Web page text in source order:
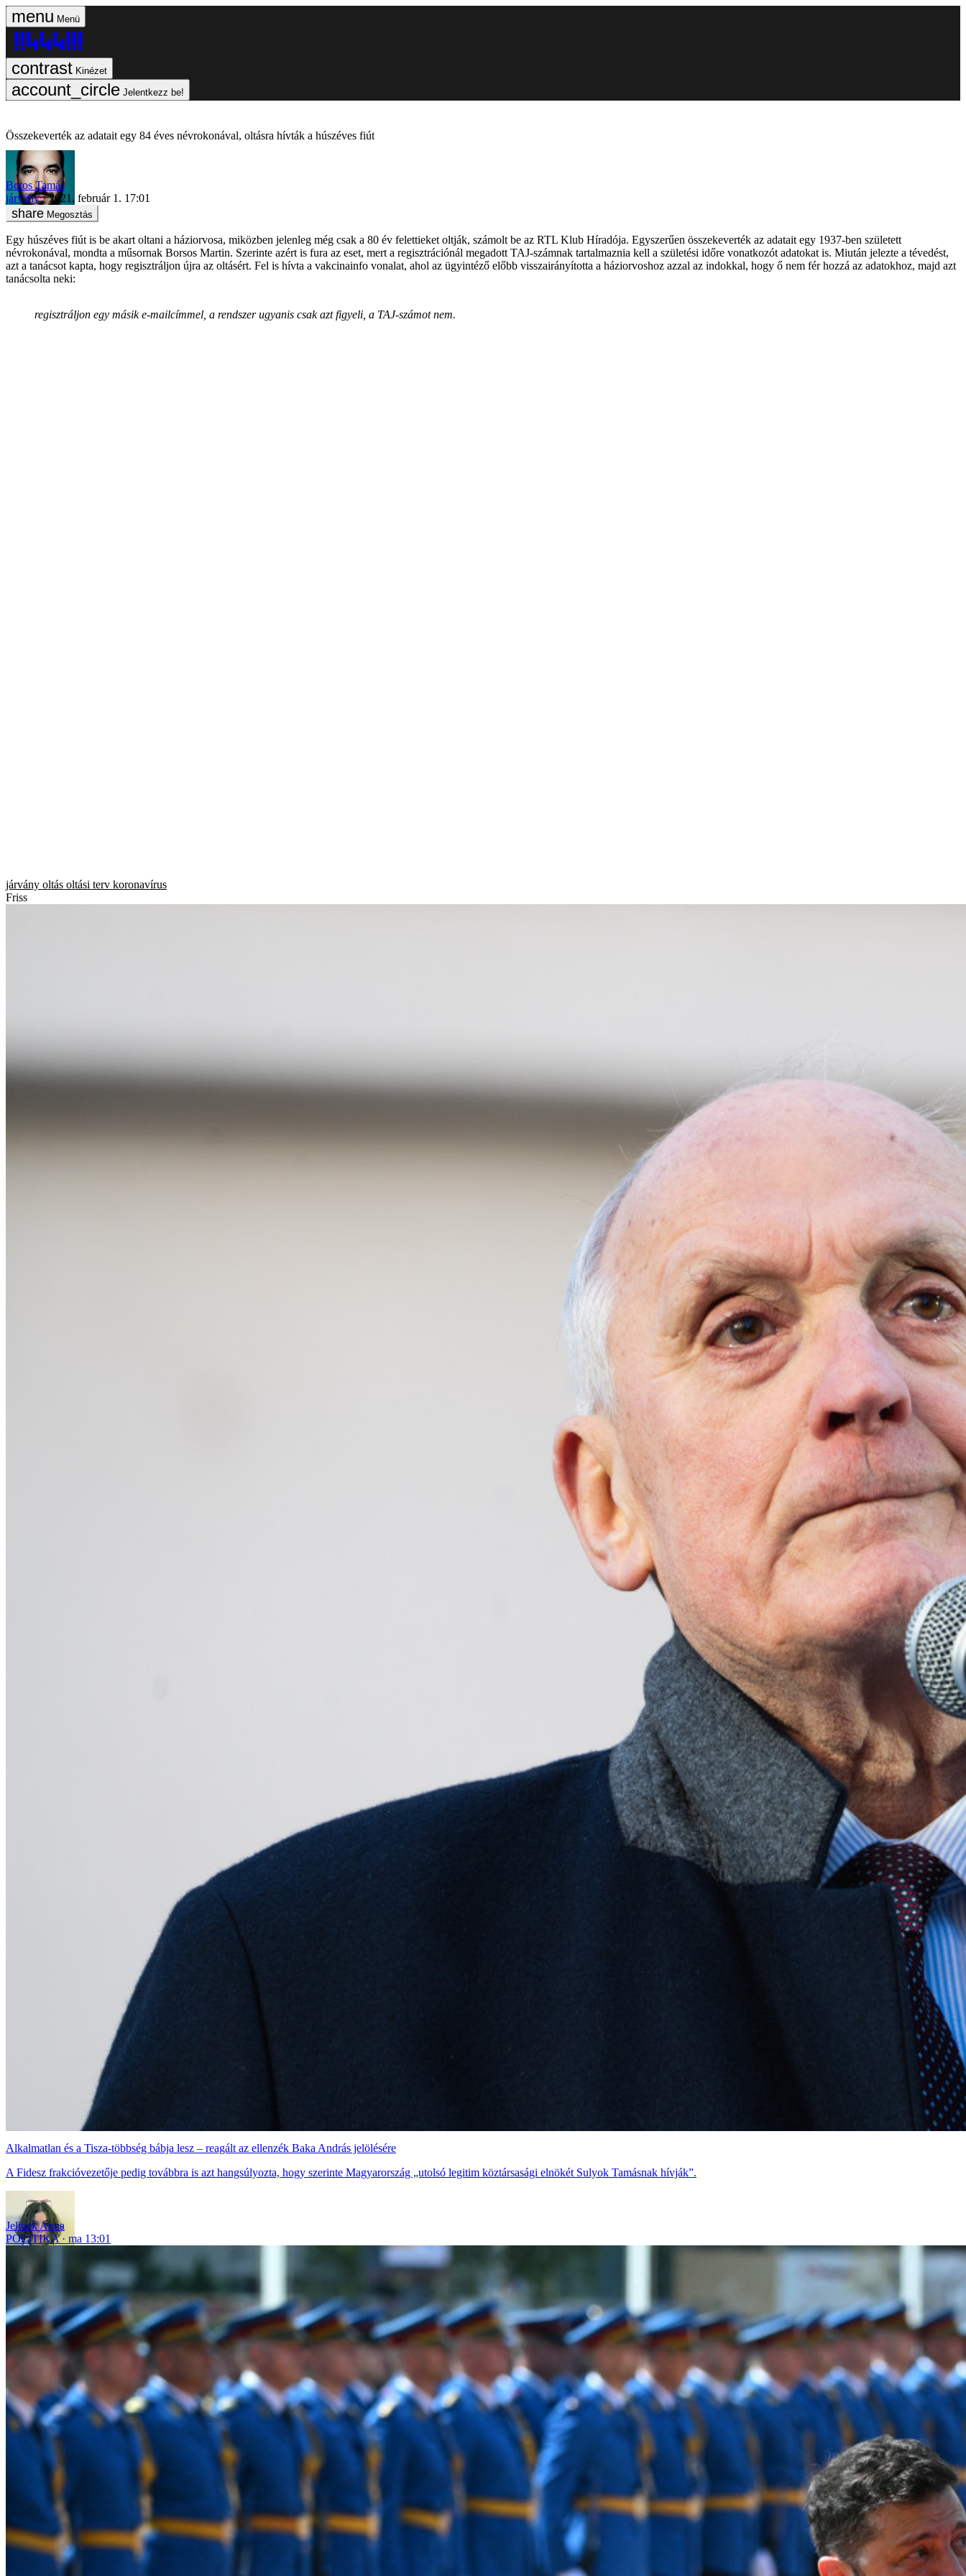
Menü
Kinézet
Jelentkezz be!
Összekeverték az adatait egy 84 éves névrokonával, oltásra hívták a húszéves fiút
Botos Tamás
járvány
2021. február 1. 17:01
Megosztás
Egy húszéves fiút is be akart oltani a háziorvosa, miközben jelenleg még csak a 80 év felettieket oltják, számolt be az RTL Klub Híradója. Egyszerűen összekeverték az adatait egy 1937-ben született
névrokonával, mondta a műsornak Borsos Martin. Szerinte azért is fura az eset, mert a regisztrációnál megadott TAJ-számnak tartalmaznia kell a születési időre vonatkozót adatokat is. Miután jelezte a tévedést,
azt a tanácsot kapta, hogy regisztráljon újra az oltásért. Fel is hívta a vakcinainfo vonalat, ahol az ügyintéző előbb visszairányította a háziorvoshoz azzal az indokkal, hogy ő nem fér hozzá az adatokhoz, majd azt
tanácsolta neki:
regisztráljon egy másik e-mailcímmel, a rendszer ugyanis csak azt figyeli, a TAJ-számot nem.
járvány oltás oltási terv koronavírus
Friss
Alkalmatlan és a Tisza-többség bábja lesz – reagált az ellenzék Baka András jelölésére
A Fidesz frakcióvezetője pedig továbbra is azt hangsúlyozta, hogy szerinte Magyarország „utolsó legitim köztársasági elnökét Sulyok Tamásnak hívják”.
Jelinek Anna
POLITIKA
ma 13:01